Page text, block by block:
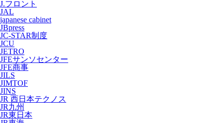
J.フロント
JAL
japanese cabinet
JBpress
JC-STAR制度
JCU
JETRO
JFEサンソセンター
JFE商事
JILS
JIMTOF
JINS
JR 西日本テクノス
JR九州
JR東日本